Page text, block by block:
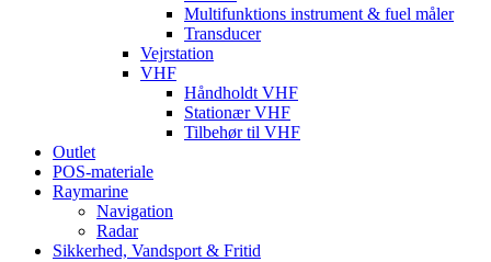
Multifunktions instrument & fuel måler
Transducer
Vejrstation
VHF
Håndholdt VHF
Stationær VHF
Tilbehør til VHF
Outlet
POS-materiale
Raymarine
Navigation
Radar
Sikkerhed, Vandsport & Fritid